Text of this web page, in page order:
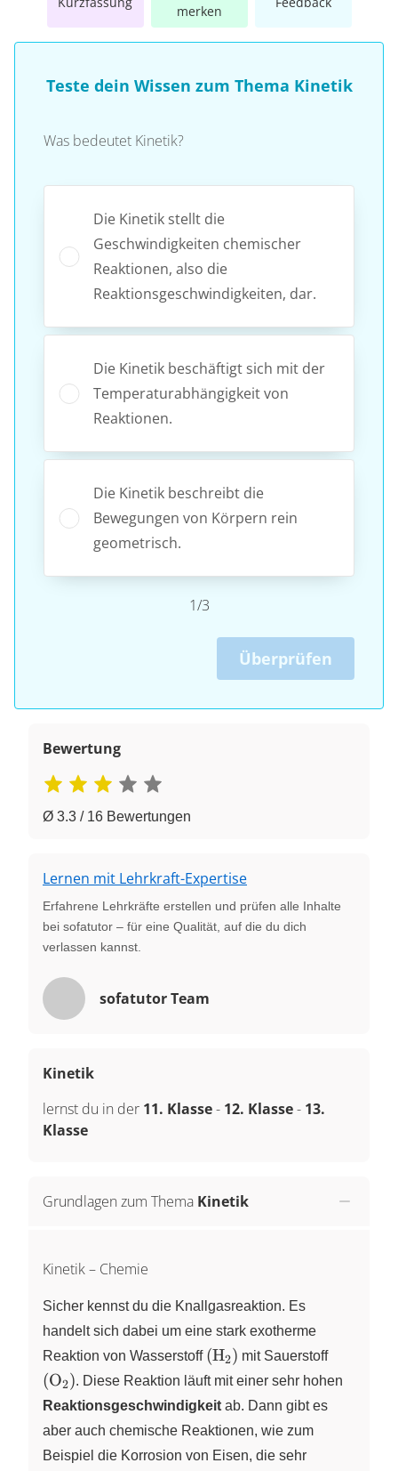
merken
Teste dein Wissen zum Thema Kinetik
Was bedeutet Kinetik?
Die Kinetik stellt die
Geschwindigkeiten chemischer
Reaktionen, also die
Reaktionsgeschwindigkeiten, dar.
Die Kinetik beschäftigt sich mit der
Temperaturabhängigkeit von
Reaktionen.
Die Kinetik beschreibt die
Bewegungen von Körpern rein
geometrisch.
1/3
Überprüfen
Bewertung
Ø 3.3 / 16 Bewertungen
Lernen mit Lehrkraft-Expertise
Erfahrene Lehrkräfte erstellen und prüfen alle Inhalte
bei sofatutor – für eine Qualität, auf die du dich
verlassen kannst.
sofatutor Team
Kinetik
lernst du in der 11. Klasse- 12. Klasse- 13.
Klasse
Grundlagen zum Thema Kinetik
Kinetik – Chemie
Sicher kennst du die Knallgasreaktion. Es
handelt sich dabei um eine stark exotherme
Reaktion von Wasserstoff (\ce{H2})
(HX
2) mit Sauerstoff
(OX
2). Diese Reaktion läuft mit einer sehr hohen
Reaktionsgeschwindigkeit ab. Dann gibt es
aber auch chemische Reaktionen, wie zum
Beispiel die Korrosion von Eisen, die sehr